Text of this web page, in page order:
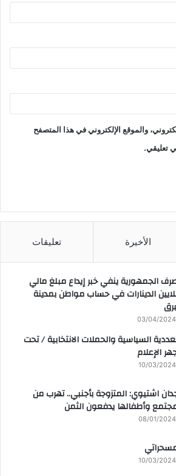
والموقع الإلكتروني في هذا المتصفح
تعليقي.
الأخيرة تعليقات
الجمهورية ينفي خبر إيداع مبلغ مالي
الدينارات في حساب مواطن بمدينة
03/04/2024
السياسية والحملات الانتخابية / تحت
الإعلام
10/03/2024
اشتيوي: المتزوجة بأجنبي.. تهرب من
وأطفالها يدفعون الثمن
08/01/2024
10/03/2024